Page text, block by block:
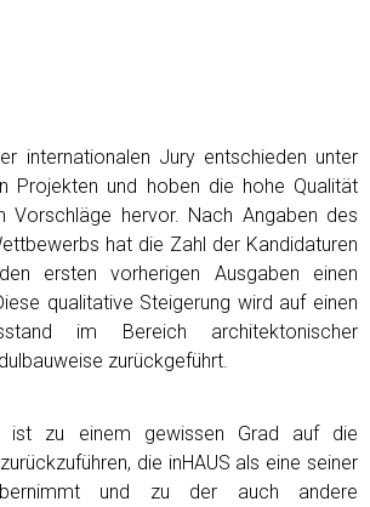
internationalen Jury entschieden unter
Projekten und hoben die hohe Qualität
Vorschläge hervor. Nach Angaben des
hat die Zahl der Kandidaturen
ersten vorherigen Ausgaben einen
qualitative Steigerung wird auf einen
im Bereich architektonischer
zurückgeführt.
ist zu einem gewissen Grad auf die
die inHAUS als eine seiner
und zu der auch andere